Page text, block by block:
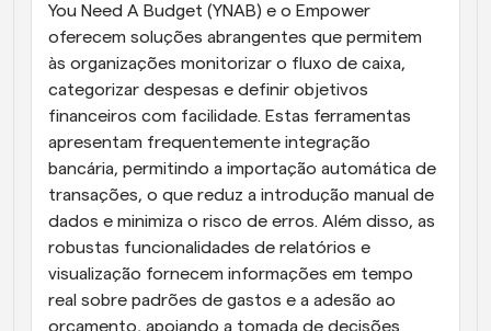
You Need A Budget (YNAB) e o Empower
oferecem soluções abrangentes que permitem
às organizações monitorizar o fluxo de caixa,
categorizar despesas e definir objetivos
financeiros com facilidade. Estas ferramentas
apresentam frequentemente integração
bancária, permitindo a importação automática de
transações, o que reduz a introdução manual de
dados e minimiza o risco de erros. Além disso, as
robustas funcionalidades de relatórios e
visualização fornecem informações em tempo
real sobre padrões de gastos e a adesão ao
orçamento, apoiando a tomada de decisões